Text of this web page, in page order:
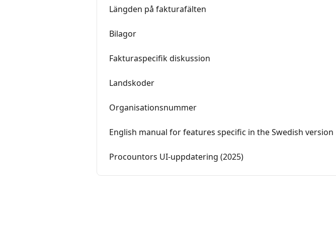
Längden på fakturafälten
Bilagor
Fakturaspecifik diskussion
Landskoder
Organisationsnummer
English manual for features specific in the Swedish version
Procountors UI-uppdatering (2025)